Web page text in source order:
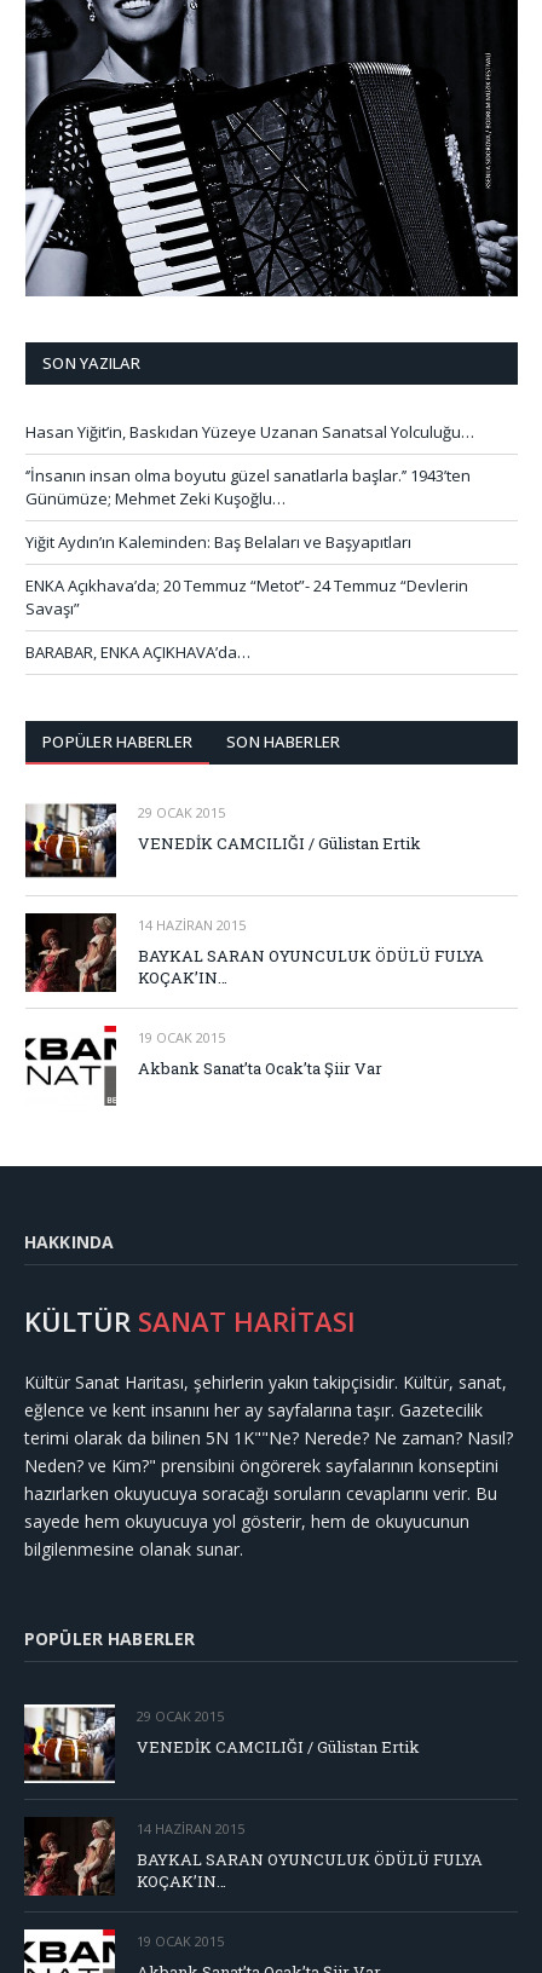
SON YAZILAR
Hasan Yiğit’in, Baskıdan Yüzeye Uzanan Sanatsal Yolculuğu…
‘’İnsanın insan olma boyutu güzel sanatlarla başlar.’’ 1943’ten
Günümüze; Mehmet Zeki Kuşoğlu…
Yiğit Aydın’ın Kaleminden: Baş Belaları ve Başyapıtları
ENKA Açıkhava’da; 20 Temmuz “Metot”- 24 Temmuz “Devlerin
Savaşı”
BARABAR, ENKA AÇIKHAVA’da…
POPÜLER HABERLER SON HABERLER
29 OCAK 2015
VENEDİK CAMCILIĞI / Gülistan Ertik
14 HAZIRAN 2015
BAYKAL SARAN OYUNCULUK ÖDÜLÜ FULYA
KOÇAK’IN…
19 OCAK 2015
Akbank Sanat’ta Ocak’ta Şiir Var
HAKKINDA
KÜLTÜR SANAT HARİTASI
Kültür Sanat Haritası, şehirlerin yakın takipçisidir. Kültür, sanat,
eğlence ve kent insanını her ay sayfalarına taşır. Gazetecilik
terimi olarak da bilinen 5N 1K""Ne? Nerede? Ne zaman? Nasıl?
Neden? ve Kim?" prensibini öngörerek sayfalarının konseptini
hazırlarken okuyucuya soracağı soruların cevaplarını verir. Bu
sayede hem okuyucuya yol gösterir, hem de okuyucunun
bilgilenmesine olanak sunar.
POPÜLER HABERLER
29 OCAK 2015
VENEDİK CAMCILIĞI / Gülistan Ertik
14 HAZIRAN 2015
BAYKAL SARAN OYUNCULUK ÖDÜLÜ FULYA
KOÇAK’IN…
19 OCAK 2015